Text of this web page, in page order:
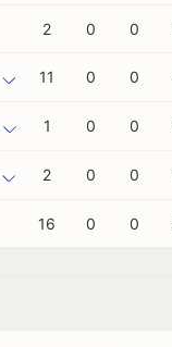
2 0 0
11 0 0
1 0 0
2 0 0
16 0 0